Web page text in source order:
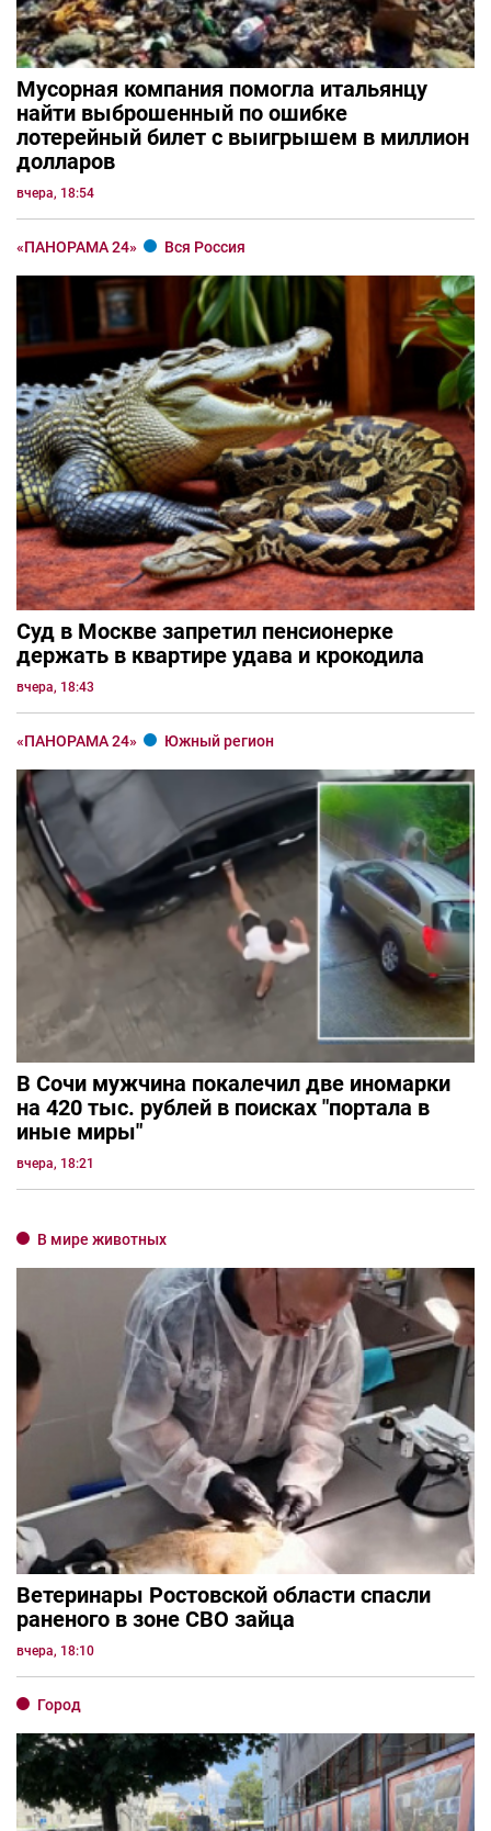
Мусорная компания помогла итальянцу
найти выброшенный по ошибке
лотерейный билет с выигрышем в миллион
долларов
вчера, 18:54
«ПАНОРАМА 24» Вся Россия
Суд в Москве запретил пенсионерке
держать в квартире удава и крокодила
вчера, 18:43
«ПАНОРАМА 24» Южный регион
В Сочи мужчина покалечил две иномарки
на 420 тыс. рублей в поисках "портала в
иные миры"
вчера, 18:21
В мире животных
Ветеринары Ростовской области спасли
раненого в зоне СВО зайца
вчера, 18:10
Город